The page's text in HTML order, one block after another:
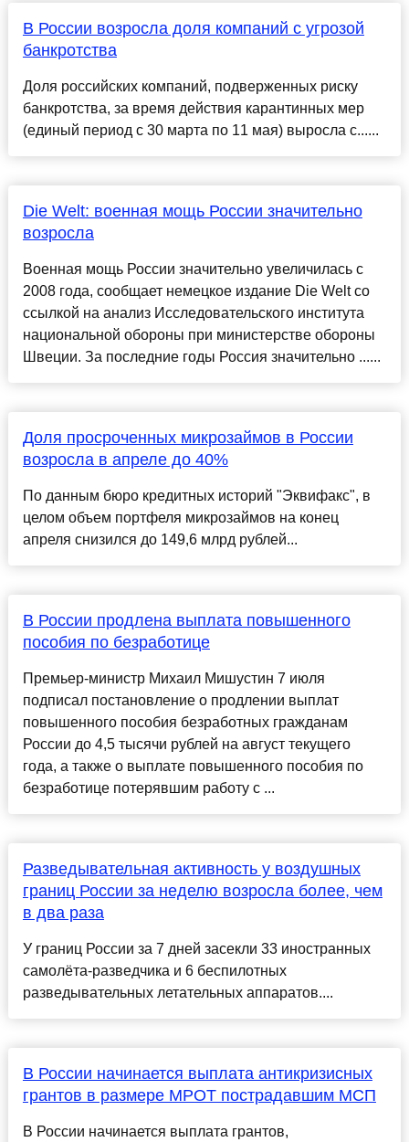
В России возросла доля компаний с угрозой
банкротства
Доля российских компаний, подверженных риску
банкротства, за время действия карантинных мер
(единый период с 30 марта по 11 мая) выросла с......
Die Welt: военная мощь России значительно
возросла
Военная мощь России значительно увеличилась с
2008 года, сообщает немецкое издание Die Welt со
ссылкой на анализ Исследовательского института
национальной обороны при министерстве обороны
Швеции. За последние годы Россия значительно ......
Доля просроченных микрозаймов в России
возросла в апреле до 40%
По данным бюро кредитных историй "Эквифакс", в
целом объем портфеля микрозаймов на конец
апреля снизился до 149,6 млрд рублей...
В России продлена выплата повышенного
пособия по безработице
Премьер-министр Михаил Мишустин 7 июля
подписал постановление о продлении выплат
повышенного пособия безработных гражданам
России до 4,5 тысячи рублей на август текущего
года, а также о выплате повышенного пособия по
безработице потерявшим работу с ...
Разведывательная активность у воздушных
границ России за неделю возросла более, чем
в два раза
У границ России за 7 дней засекли 33 иностранных
самолёта-разведчика и 6 беспилотных
разведывательных летательных аппаратов....
В России начинается выплата антикризисных
грантов в размере МРОТ пострадавшим МСП
В России начинается выплата грантов,